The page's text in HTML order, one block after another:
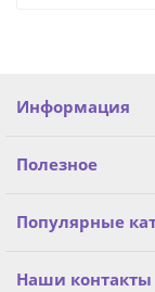
Информация
Полезное
Популярные
Наши контакты